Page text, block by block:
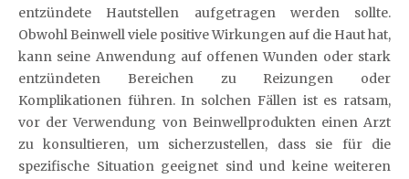
entzündete Hautstellen aufgetragen werden sollte.
Obwohl Beinwell viele positive Wirkungen auf die Haut hat,
kann seine Anwendung auf offenen Wunden oder stark
entzündeten Bereichen zu Reizungen oder
Komplikationen führen. In solchen Fällen ist es ratsam,
vor der Verwendung von Beinwellprodukten einen Arzt
zu konsultieren, um sicherzustellen, dass sie für die
spezifische Situation geeignet sind und keine weiteren